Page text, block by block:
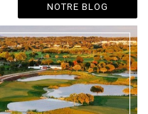
NOTRE BLOG